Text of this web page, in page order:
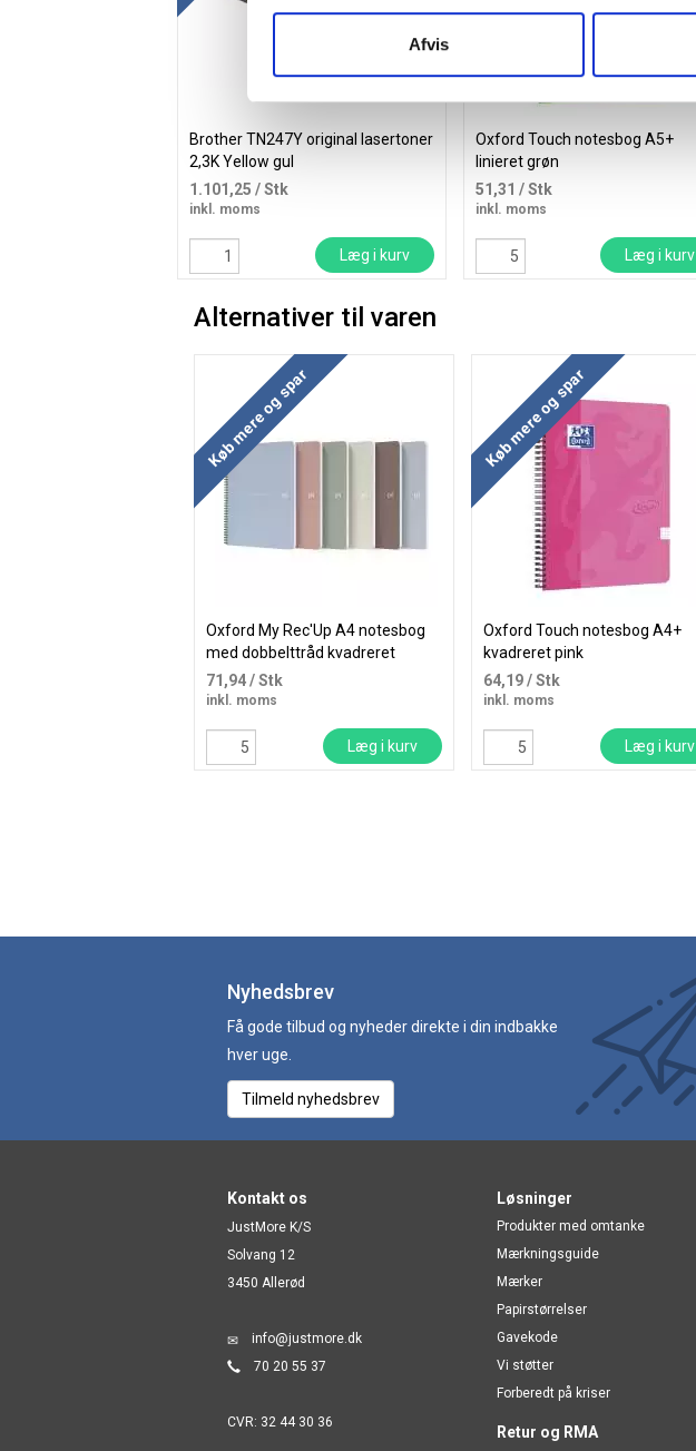
Afvis
Brother TN247Y original lasertoner
2,3K Yellow gul
1.101,25 / Stk
inkl. moms
Læg i kurv
Oxford Touch notesbog A5+
linieret grøn
51,31 / Stk
inkl. moms
Læg i kurv
Alternativer til varen
Køb mere og spar
Oxford My Rec'Up A4 notesbog
med dobbelttråd kvadreret
71,94/ Stk
inkl. moms
Læg i kurv
Køb mere og spar
Oxford Touch notesbog A4+
kvadreret pink
64,19/ Stk
inkl. moms
Læg i kurv
Nyhedsbrev
Få gode tilbud og nyheder direkte i din indbakke
hver uge.
Tilmeld nyhedsbrev
Kontakt os
JustMore K/S
Solvang 12
3450 Allerød
info@justmore.dk
70 20 55 37
CVR: 32 44 30 36
Løsninger
Produkter med omtanke
Mærkningsguide
Mærker
Papirstørrelser
Gavekode
Vi støtter
Forberedt på kriser
Retur og RMA